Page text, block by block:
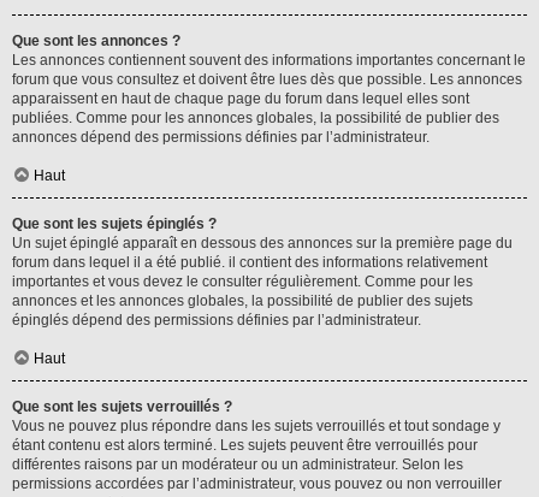
Que sont les annonces ?
Les annonces contiennent souvent des informations importantes concernant le
forum que vous consultez et doivent être lues dès que possible. Les annonces
apparaissent en haut de chaque page du forum dans lequel elles sont
publiées. Comme pour les annonces globales, la possibilité de publier des
annonces dépend des permissions définies par l’administrateur.
Haut
Que sont les sujets épinglés ?
Un sujet épinglé apparaît en dessous des annonces sur la première page du
forum dans lequel il a été publié. il contient des informations relativement
importantes et vous devez le consulter régulièrement. Comme pour les
annonces et les annonces globales, la possibilité de publier des sujets
épinglés dépend des permissions définies par l’administrateur.
Haut
Que sont les sujets verrouillés ?
Vous ne pouvez plus répondre dans les sujets verrouillés et tout sondage y
étant contenu est alors terminé. Les sujets peuvent être verrouillés pour
différentes raisons par un modérateur ou un administrateur. Selon les
permissions accordées par l’administrateur, vous pouvez ou non verrouiller